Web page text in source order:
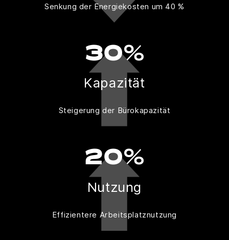
Senkung der Energiekosten um 40 %
30%
Kapazität
Steigerung der Bürokapazität
20%
Nutzung
Effizientere Arbeitsplatznutzung